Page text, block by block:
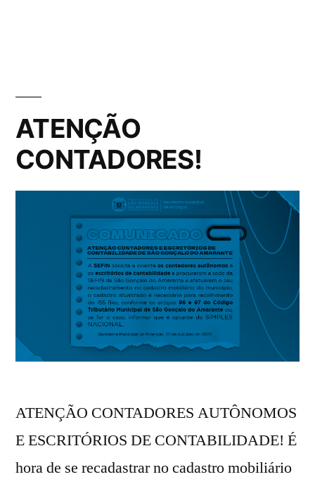
ATENÇÃO
CONTADORES!
ATENÇÃO CONTADORES AUTÔNOMOS
E ESCRITÓRIOS DE CONTABILIDADE! É
hora de se recadastrar no cadastro mobiliário